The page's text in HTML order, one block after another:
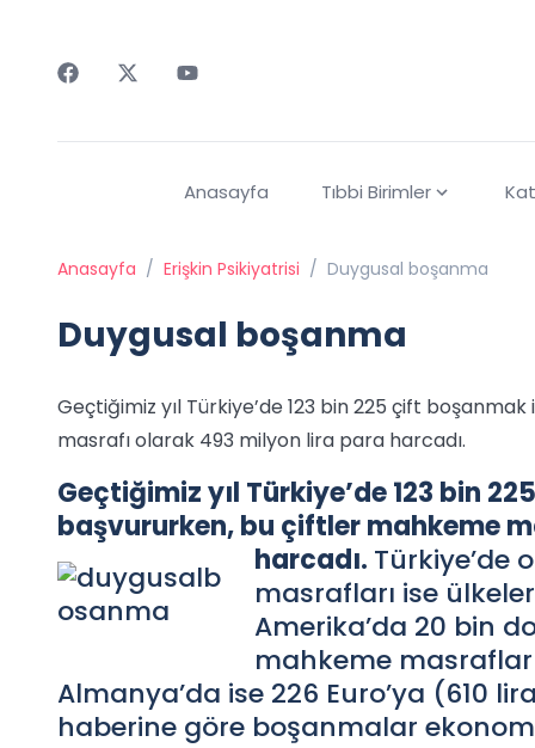
Anasayfa Tıbbi Birimler
Anasayfa / Erişkin Psikiyatrisi / Duygusal boşanma
Duygusal boşanma
Geçtiğimiz yıl Türkiye’de 123 bin 225 çift
masrafı olarak 493 milyon lira para harcadı.
Geçtiğimiz yıl Türkiye’de 123 bin
başvururken, bu çiftler mahkeme
harcadı. Türkiye’de
masrafları ise
Amerika’da 20 bin
mahkeme
Almanya’da ise 226 Euro’ya (610
haberine göre boşanmalar